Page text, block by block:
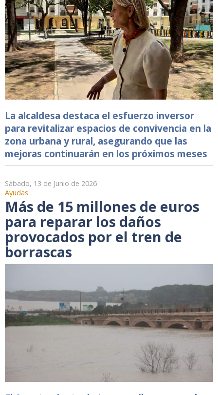
La alcaldesa destaca el esfuerzo inversor
para revitalizar espacios de convivencia en la
zona urbana y rural, asegurando que las
mejoras continuarán en los próximos meses
Sábado, 13 de Junio de 2026
Ayudas
Más de 15 millones de euros
para reparar los daños
provocados por el tren de
borrascas